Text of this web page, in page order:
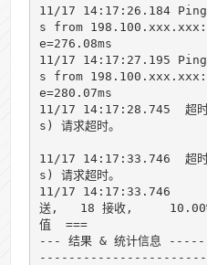
11/17 14:17:26.184
s from 198.100.xxx.xxx:
e=276.08ms
11/17 14:17:27.195
s from 198.100.xxx.xxx:
e=280.07ms
11/17 14:17:28.745  超
s) 请求超时。
11/17 14:17:33.746  超
s) 请求超时。
11/17 14:17:33.746
送,   18 接收,
值  ===
--- 结果 & 统计信息